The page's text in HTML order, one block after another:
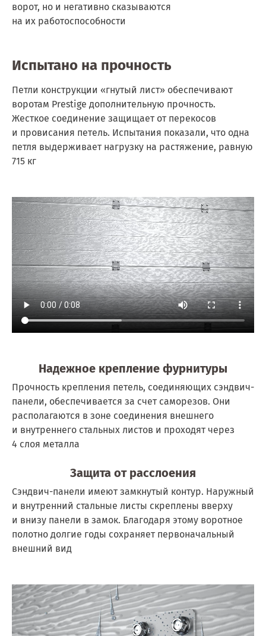
ворот, но и негативно сказываются
на их работоспособности
Испытано на прочность
Петли конструкции «гнутый лист» обеспечивают
воротам Prestige дополнительную прочность.
Жесткое соединение защищает от перекосов
и провисания петель. Испытания показали, что одна
петля выдерживает нагрузку на растяжение, равную
715 кг
Надежное крепление фурнитуры
Прочность крепления петель, соединяющих сэндвич-
панели, обеспечивается за счет саморезов. Они
располагаются в зоне соединения внешнего
и внутреннего стальных листов и проходят через
4 слоя металла
Защита от расслоения
Сэндвич-панели имеют замкнутый контур. Наружный
и внутренний стальные листы скреплены вверху
и внизу панели в замок. Благодаря этому воротное
полотно долгие годы сохраняет первоначальный
внешний вид